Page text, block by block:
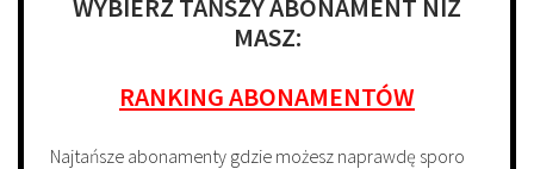
WYBIERZ TAŃSZY ABONAMENT NIŻ
MASZ:
RANKING ABONAMENTÓW
Najtańsze abonamenty gdzie możesz naprawdę sporo